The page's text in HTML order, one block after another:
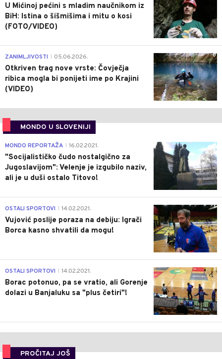
U Mićinoj pećini s mladim naučnikom iz
BiH: Istina o šišmišima i mitu o kosi
(FOTO/VIDEO)
0
ZANIMLJIVOSTI 05.06.2026.
Otkriven trag nove vrste: Čovječja
ribica mogla bi ponijeti ime po Krajini
(VIDEO)
MONDO U SLOVENIJI
4
MONDO REPORTAŽA 16.02.2021.
"Socijalističko čudo nostalgično za
Jugoslavijom": Velenje je izgubilo naziv,
ali je u duši ostalo Titovo!
1
OSTALI SPORTOVI 14.02.2021.
Vujović poslije poraza na debiju: Igrači
Borca kasno shvatili da mogu!
3
OSTALI SPORTOVI 14.02.2021.
Borac potonuo, pa se vratio, ali Gorenje
dolazi u Banjaluku sa "plus četiri"!
PROČITAJ JOŠ